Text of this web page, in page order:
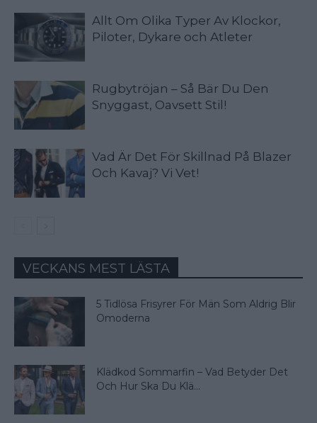
Allt Om Olika Typer Av Klockor,
Piloter, Dykare och Atleter
Rugbytröjan – Så Bär Du Den
Snyggast, Oavsett Stil!
Vad Är Det För Skillnad På Blazer
Och Kavaj? Vi Vet!
VECKANS MEST LÄSTA
5 Tidlösa Frisyrer För Män Som Aldrig Blir
Omoderna
Klädkod Sommarfin – Vad Betyder Det
Och Hur Ska Du Klä...